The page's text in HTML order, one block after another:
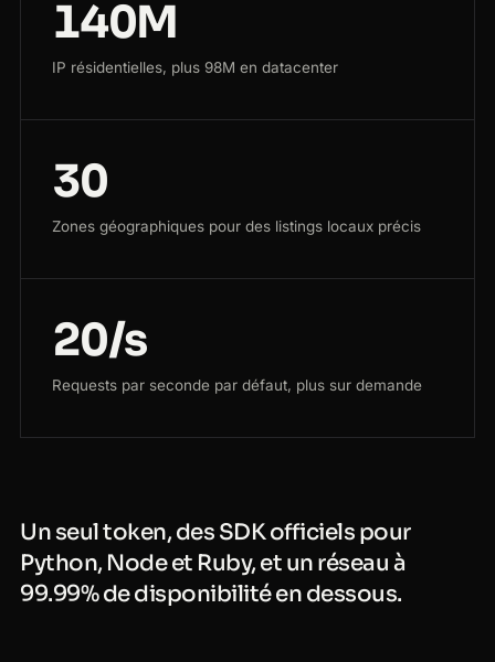
140M
IP résidentielles, plus 98M en datacenter
30
Zones géographiques pour des listings locaux précis
20/s
Requests par seconde par défaut, plus sur demande
Un seul token, des SDK officiels pour
Python, Node et Ruby, et un réseau à
99.99% de disponibilité en dessous.